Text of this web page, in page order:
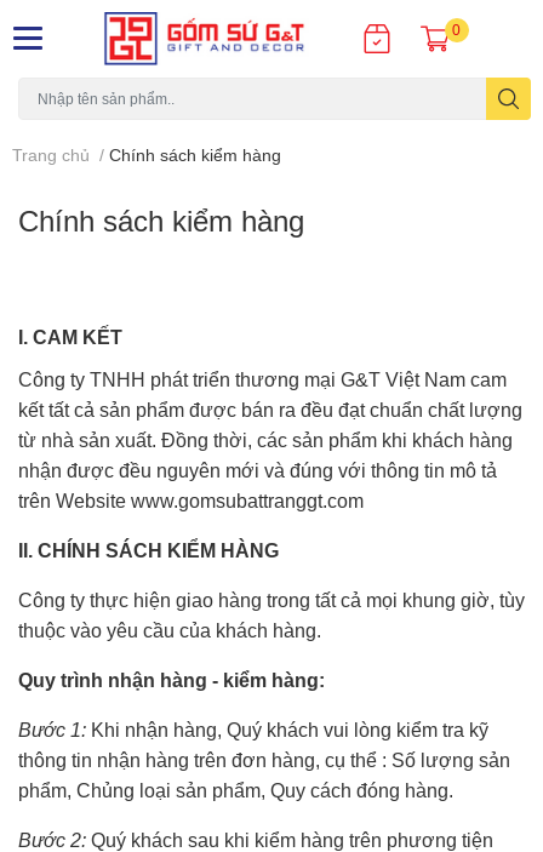
0
Trang chủ / Chính sách kiểm hàng
Chính sách kiểm hàng
I. CAM KẾT
Công ty TNHH phát triển thương mại G&T Việt Nam cam
kết tất cả sản phẩm được bán ra đều đạt chuẩn chất lượng
từ nhà sản xuất. Đồng thời, các sản phẩm khi khách hàng
nhận được đều nguyên mới và đúng với thông tin mô tả
trên Website www.gomsubattranggt.com
II. CHÍNH SÁCH KIỂM HÀNG
Công ty thực hiện giao hàng trong tất cả mọi khung giờ, tùy
thuộc vào yêu cầu của khách hàng.
Quy trình nhận hàng - kiểm hàng:
Bước 1: Khi nhận hàng, Quý khách vui lòng kiểm tra kỹ
thông tin nhận hàng trên đơn hàng, cụ thể : Số lượng sản
phẩm, Chủng loại sản phẩm, Quy cách đóng hàng.
Bước 2: Quý khách sau khi kiểm hàng trên phương tiện